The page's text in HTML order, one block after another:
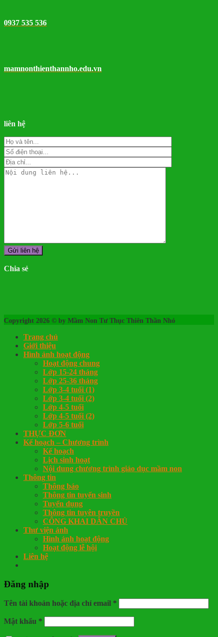
0937 535 536
mamnonthienthannho.edu.vn
liên hệ
Chia sẻ
Copyright 2026 © by Mầm Non Tư Thục Thiên Thần Nhỏ
Trang chủ
Giới thiệu
Hình ảnh hoạt động
Hoạt động chung
Lớp 15-24 tháng
Lớp 25-36 tháng
Lớp 3-4 tuổi (1)
Lớp 3-4 tuổi (2)
Lớp 4-5 tuổi
Lớp 4-5 tuổi (2)
Lớp 5-6 tuổi
THỰC ĐƠN
Kế hoạch – Chương trình
Kế hoạch
Lịch sinh hoạt
Nội dung chương trình giáo dục mầm non
Thông tin
Thông báo
Thông tin tuyển sinh
Tuyển dụng
Thông tin tuyên truyền
CÔNG KHAI DÂN CHỦ
Thư viện ảnh
Hình ảnh hoạt động
Hoạt động lễ hội
Liên hệ
Đăng nhập
Tên tài khoản hoặc địa chỉ email *
Mật khẩu *